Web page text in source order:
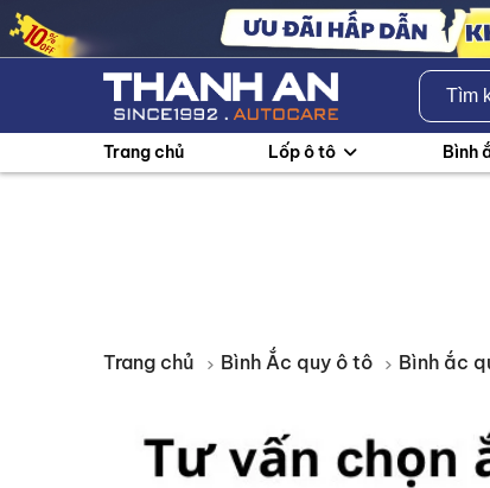
Trang chủ Lốp ô tô Bình
Trang chủ Bình Ắc quy ô tô Bình ắc